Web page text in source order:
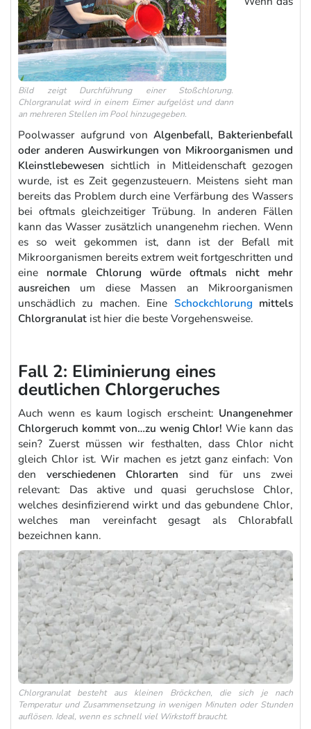
Bild zeigt Durchführung einer Stoßchlorung.
Chlorgranulat wird in einem Eimer aufgelöst und dann
an mehreren Stellen im Pool hinzugegeben.
Poolwasser aufgrund von Algenbefall, Bakterienbefall
oder anderen Auswirkungen von Mikroorganismen und
Kleinstlebewesen sichtlich in Mitleidenschaft gezogen
wurde, ist es Zeit gegenzusteuern. Meistens sieht man
bereits das Problem durch eine Verfärbung des Wassers
bei oftmals gleichzeitiger Trübung. In anderen Fällen
kann das Wasser zusätzlich unangenehm riechen. Wenn
es so weit gekommen ist, dann ist der Befall mit
Mikroorganismen bereits extrem weit fortgeschritten und
eine normale Chlorung würde oftmals nicht mehr
ausreichen um diese Massen an Mikroorganismen
unschädlich zu machen. Eine Schockchlorung mittels
Chlorgranulat ist hier die beste Vorgehensweise.
Fall 2: Eliminierung eines
deutlichen Chlorgeruches
Auch wenn es kaum logisch erscheint: Unangenehmer
Chlorgeruch kommt von…zu wenig Chlor! Wie kann das
sein? Zuerst müssen wir festhalten, dass Chlor nicht
gleich Chlor ist. Wir machen es jetzt ganz einfach: Von
den verschiedenen Chlorarten sind für uns zwei
relevant: Das aktive und quasi geruchslose Chlor,
welches desinfizierend wirkt und das gebundene Chlor,
welches man vereinfacht gesagt als Chlorabfall
bezeichnen kann.
Chlorgranulat besteht aus kleinen Bröckchen, die sich je nach
Temperatur und Zusammensetzung in wenigen Minuten oder Stunden
auflösen. Ideal, wenn es schnell viel Wirkstoff braucht.